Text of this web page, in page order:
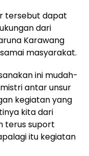
tersebut dapat
dari
Karawang
masyarakat.
ini mudah-
antar unsur
kegiatan yang
kita dari
terus suport
itu kegiatan